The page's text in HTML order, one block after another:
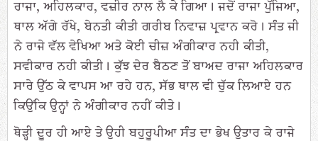
ਰਾਜਾ, ਅਹਿਲਕਾਰ, ਵਜ਼ੀਰ ਨਾਲ ਲੈ ਕੇ ਗਿਆ। ਜਦੋਂ ਰਾਜਾ ਪੁੱਜਿਆ,
ਥਾਲ ਅੱਗੇ ਰੱਖੇ, ਬੇਨਤੀ ਕੀਤੀ ਗਰੀਬ ਨਿਵਾਜ਼ ਪ੍ਰਵਾਨ ਕਰੋ। ਸੰਤ ਜੀ
ਨੇ ਰਾਜੇ ਵੱਲ ਵੇਖਿਆ ਅਤੇ ਕੋਈ ਚੀਜ਼ ਅੰਗੀਕਾਰ ਨਹੀ ਕੀਤੀ,
ਸਵੀਕਾਰ ਨਹੀ ਕੀਤੀ। ਕੁੱਝ ਦੇਰ ਬੈਠਣ ਤੋਂ ਬਾਅਦ ਰਾਜਾ ਅਹਿਲਕਾਰ
ਸਾਰੇ ਉੱਠ ਕੇ ਵਾਪਸ ਆ ਰਹੇ ਹਨ, ਸੱਭ ਥਾਲ ਵੀ ਚੁੱਕ ਲਿਆਏ ਹਨ
ਕਿਉਂਕਿ ਉਨ੍ਹਾਂ ਨੇ ਅੰਗੀਕਾਰ ਨਹੀਂ ਕੀਤੇ।
ਥੋੜ੍ਹੀ ਦੂਰ ਹੀ ਆਏ ਤੇ ਉਹੀ ਬਹੁਰੂਪੀਆ ਸੰਤ ਦਾ ਭੇਖ ਉਤਾਰ ਕੇ ਰਾਜੇ